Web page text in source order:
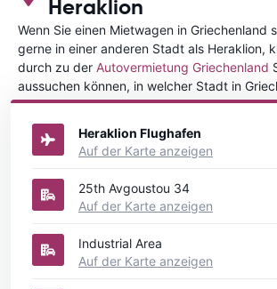
Heraklion
Wenn Sie einen Mietwagen in Griechenland
gerne in einer anderen Stadt als Heraklion,
durch zu der Autovermietung Griechenland
aussuchen können, in welcher Stadt in
Fahrzeug mieten wollen.
Heraklion Flughafen
Auf der Karte anzeigen
25th Avgoustou 34
Auf der Karte anzeigen
Industrial Area
Auf der Karte anzeigen